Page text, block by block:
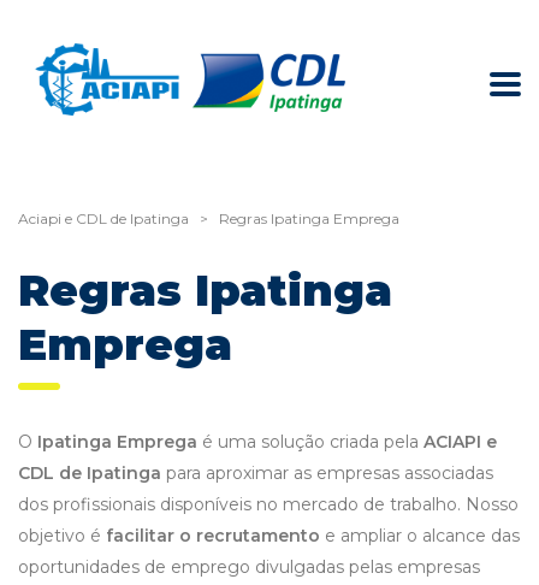
Aciapi e CDL de Ipatinga > Regras Ipatinga Emprega
Regras Ipatinga
Emprega
O Ipatinga Emprega é uma solução criada pela ACIAPI e
CDL de Ipatinga para aproximar as empresas associadas
dos profissionais disponíveis no mercado de trabalho. Nosso
objetivo é facilitar o recrutamento e ampliar o alcance das
oportunidades de emprego divulgadas pelas empresas